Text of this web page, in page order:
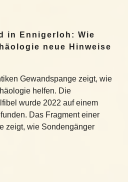
in Ennigerloh: Wie
neue Hinweise
Gewandspange zeigt, wie
helfen. Die
wurde 2022 auf einem
Das Fragment einer
zeigt, wie Sondengänger